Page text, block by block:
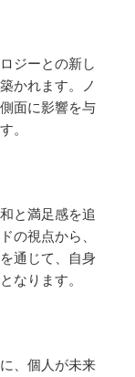
ジーとの新し
かれます。ノ
面に影響を与
。
と満足感を追
の視点から、
通じて、自身
なります。
、個人が未来